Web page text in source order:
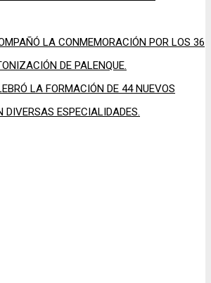
LA CONMEMORACIÓN POR LOS 36
DE PALENQUE.
LA FORMACIÓN DE 44 NUEVOS
DIVERSAS ESPECIALIDADES.